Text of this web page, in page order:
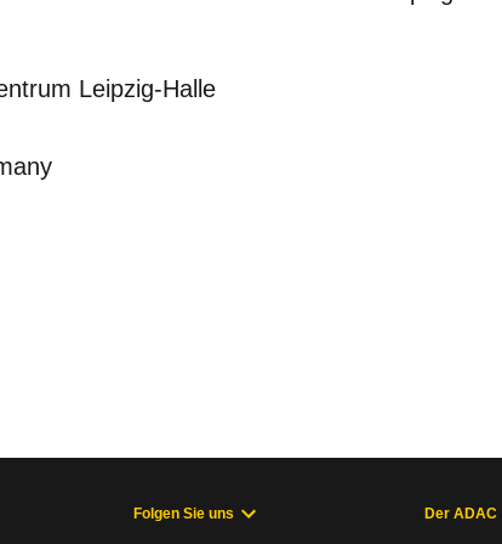
Leipzig-Halle
Folgen Sie uns Der ADAC